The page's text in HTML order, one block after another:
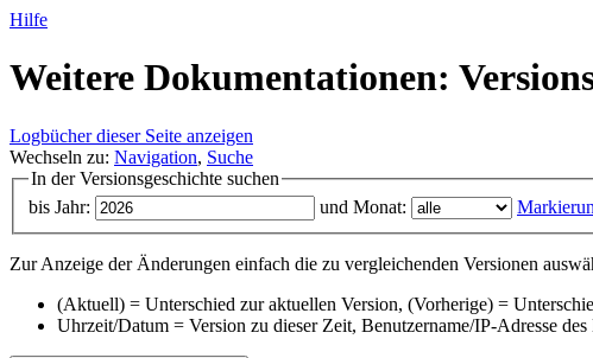
Hilfe
Weitere Dokumentationen:
Logbücher dieser Seite anzeigen
Wechseln zu: Navigation, Suche
In der Versionsgeschichte suchen
bis Jahr:
und Monat:
Zur Anzeige der Änderungen einfach die zu vergleichenden Versionen
(Aktuell) = Unterschied zur aktuellen Version, (Vorherige) =
Uhrzeit/Datum = Version zu dieser Zeit, Benutzername/IP-Adresse